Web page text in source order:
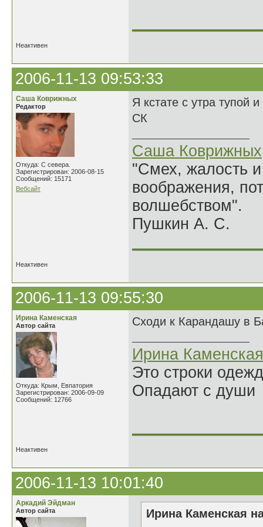
Неактивен
2006-11-13 09:53:33
Саша Коврижных
Редактор
Откуда: С севера.
Зарегистрирован: 2006-08-15
Сообщений: 15171
Вебсайт
Я кстате с утра тупой
СК
Саша Коврижных
"Смех, жалость
воображения,
волшебством".
Пушкин А. С.
Неактивен
2006-11-13 09:55:30
Ирина Каменская
Автор сайта
Откуда: Крым, Евпатория
Зарегистрирован: 2006-09-09
Сообщений: 12766
Сходи к Карандашу в
Ирина Каменская
Это строки
Опадают с души
Неактивен
2006-11-13 10:01:40
Аркадий Эйдман
Автор сайта
Ирина Каменская